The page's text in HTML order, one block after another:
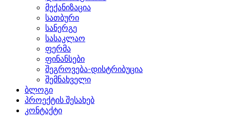
მექანიზაცია
სათბური
სანერგე
სასაკლაო
ფერმა
ფინანსები
შეგროვება-დისტრიბუცია
შემნახველი
ბლოგი
პროექტის შესახებ
კონტაქტი